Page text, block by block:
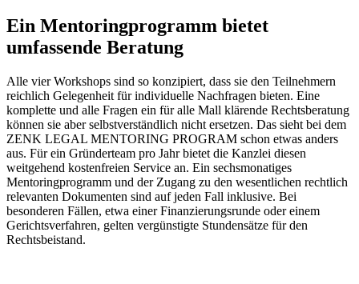
Ein Mentoringprogramm bietet
umfassende Beratung
Alle vier Workshops sind so konzipiert, dass sie den Teilnehmern
reichlich Gelegenheit für individuelle Nachfragen bieten. Eine
komplette und alle Fragen ein für alle Mall klärende Rechtsberatung
können sie aber selbstverständlich nicht ersetzen. Das sieht bei dem
ZENK LEGAL MENTORING PROGRAM schon etwas anders
aus. Für ein Gründerteam pro Jahr bietet die Kanzlei diesen
weitgehend kostenfreien Service an. Ein sechsmonatiges
Mentoringprogramm und der Zugang zu den wesentlichen rechtlich
relevanten Dokumenten sind auf jeden Fall inklusive. Bei
besonderen Fällen, etwa einer Finanzierungsrunde oder einem
Gerichtsverfahren, gelten vergünstigte Stundensätze für den
Rechtsbeistand.